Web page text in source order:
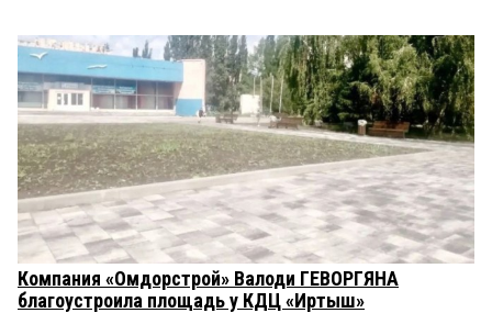
Компания «Омдорстрой» Валоди ГЕВОРГЯНА
благоустроила площадь у КДЦ «Иртыш»